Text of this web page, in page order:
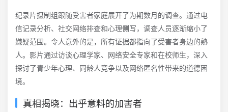
纪录片摄制组跟随受害者家庭展开了为期数月的调查。通过电
信记录分析、社交网络排查和心理侧写，调查人员逐渐缩小了
嫌疑范围。令人意外的是，所有证据都指向了受害者身边的熟
人。影片通过访谈心理学家、网络安全专家和在校师生，深入
探讨了青少年心理、同龄人竞争以及网络匿名性带来的道德困
境。
真相揭晓：出乎意料的加害者